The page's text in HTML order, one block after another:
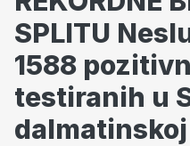
SPLITU
1588
testiranih u